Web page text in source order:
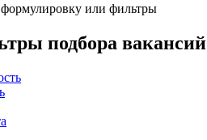
или фильтры
подбора вакансий